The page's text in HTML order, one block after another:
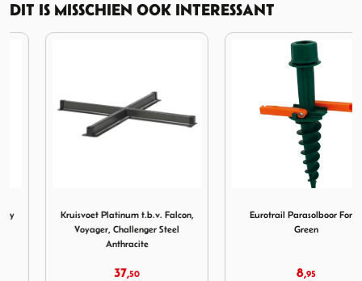
DIT IS MISSCHIEN OOK INTERESSANT
Kruisvoet Platinum t.b.v. Falcon,
Voyager, Challenger Steel
Anthracite
Eurotrail Parasolboor Forest